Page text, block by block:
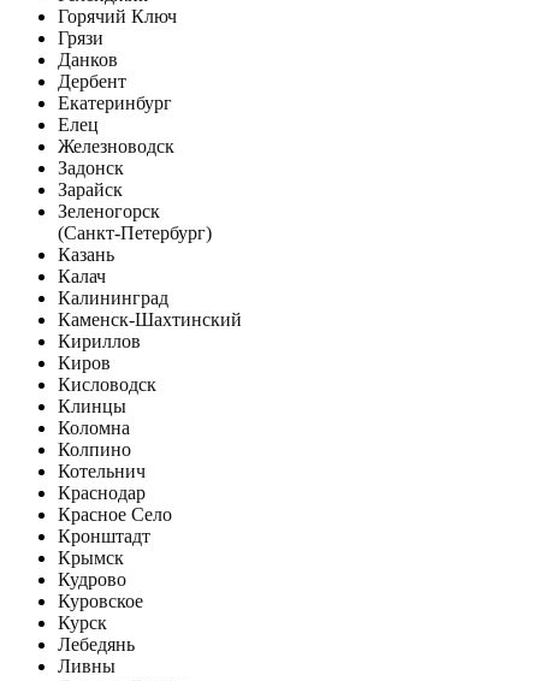
Горячий Ключ
Грязи
Данков
Дербент
Екатеринбург
Елец
Железноводск
Задонск
Зарайск
Зеленогорск
(Санкт-Петербург)
Казань
Калач
Калининград
Каменск-Шахтинский
Кириллов
Киров
Кисловодск
Клинцы
Коломна
Колпино
Котельнич
Краснодар
Красное Село
Кронштадт
Крымск
Кудрово
Куровское
Курск
Лебедянь
Ливны